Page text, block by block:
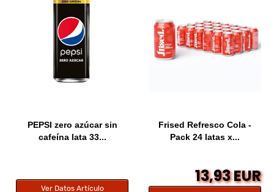
PEPSI zero azúcar sin
cafeína lata 33...
Ver Datos Artículo
Frised Refresco Cola -
Pack 24 latas x...
13,93 EUR